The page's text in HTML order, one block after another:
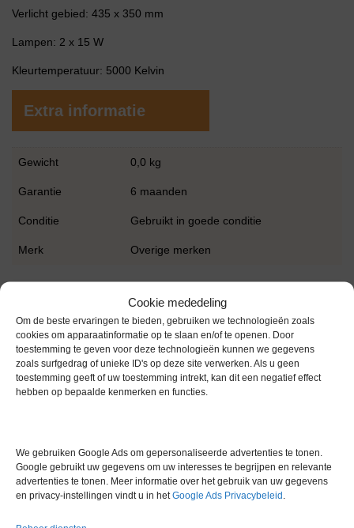
Cookie mededeling
Om de beste ervaringen te bieden, gebruiken we technologieën zoals
cookies om apparaatinformatie op te slaan en/of te openen. Door
toestemming te geven voor deze technologieën kunnen we gegevens
zoals surfgedrag of unieke ID's op deze site verwerken. Als u geen
toestemming geeft of uw toestemming intrekt, kan dit een negatief effect
hebben op bepaalde kenmerken en functies.
We gebruiken Google Ads om gepersonaliseerde advertenties te tonen.
Google gebruikt uw gegevens om uw interesses te begrijpen en relevante
advertenties te tonen. Meer informatie over het gebruik van uw gegevens
en privacy-instellingen vindt u in hetGoogle Ads Privacybeleid .
Verlicht gebied: 435 x 350 mm
Lampen: 2 x 15 W
Kleurtemperatuur: 5000 Kelvin
Extra informatie
Gewicht 0,0 kg
Garantie 6 maanden
Conditie Gebruikt in goede conditie
Merk Overige merken
Gerelateerde producten